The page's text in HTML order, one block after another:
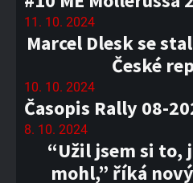
11. 10. 2024
Marcel Dlesk se
České
10. 10. 2024
Časopis Rally 08-
8. 10. 2024
“Užil jsem si to,
mohl,” říká